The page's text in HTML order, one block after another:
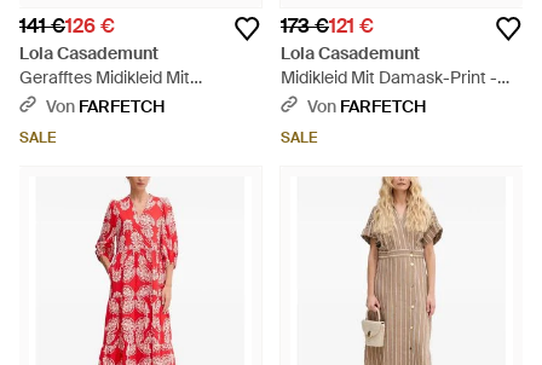
141 €126 €
Lola Casademunt
Gerafftes Midikleid Mit
Leopardenprint - Natur
Von FARFETCH
SALE
173 €121 €
Lola Casademunt
Midikleid Mit Damask-Print -
BlauVon FARFETCH
SALE